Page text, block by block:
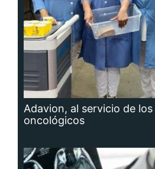
Adavion, al servicio de
oncológicos